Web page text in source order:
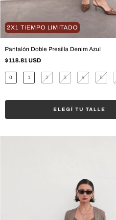
2X1 TIEMPO LIMITADO
Pantalón Doble Presilla Denim Azul
$118.81 USD
0 1 2 3 4 5
ELEGÍ TU TALLE